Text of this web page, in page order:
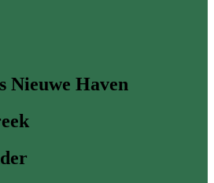
Nieuwe Haven